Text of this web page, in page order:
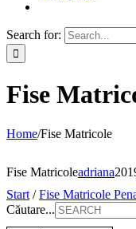
Search for:
Fise
Home/Fise Matricole
Fise Matricoleadriana
Start /Fise Matricole
Căutare...